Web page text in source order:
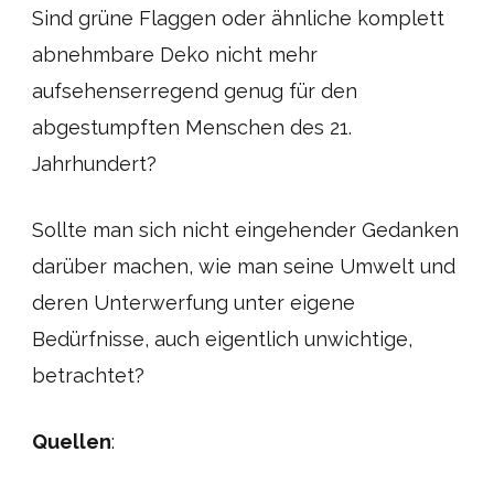
Sind grüne Flaggen oder ähnliche komplett
abnehmbare Deko nicht mehr
aufsehenserregend genug für den
abgestumpften Menschen des 21.
Jahrhundert?
Sollte man sich nicht eingehender Gedanken
darüber machen, wie man seine Umwelt und
deren Unterwerfung unter eigene
Bedürfnisse, auch eigentlich unwichtige,
betrachtet?
Quellen: